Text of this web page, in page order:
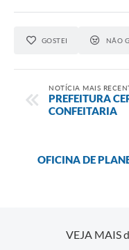
GOSTEI NÃO
NOTÍCIA MAIS
PREFEITURA
CONFEITARIA
OFICINA DE
VEJA MAIS